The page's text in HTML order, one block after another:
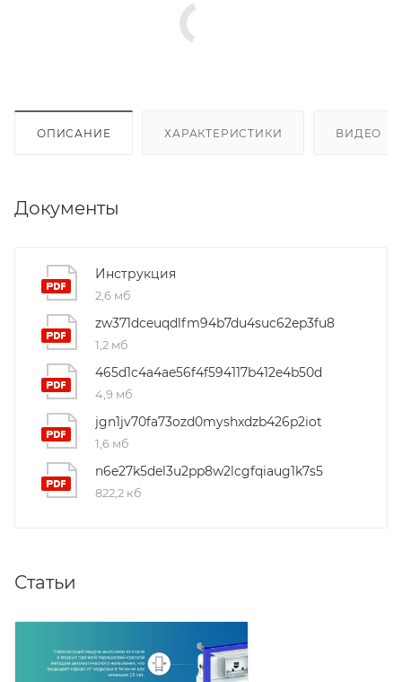
ОПИСАНИЕ ХАРАКТЕРИСТИКИ ВИДЕО
Документы
Инструкция
2,6 мб
zw371dceuqdlfm94b7du4suc62ep3fu8
1,2 мб
465d1c4a4ae56f4f594117b412e4b50d
4,9 мб
jgn1jv70fa73ozd0myshxdzb426p2iot
1,6 мб
n6e27k5del3u2pp8w2lcgfqiaug1k7s5
822,2 кб
Статьи